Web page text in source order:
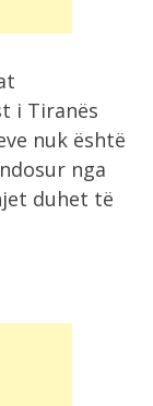
i Tiranës
nuk është
nga
duhet të